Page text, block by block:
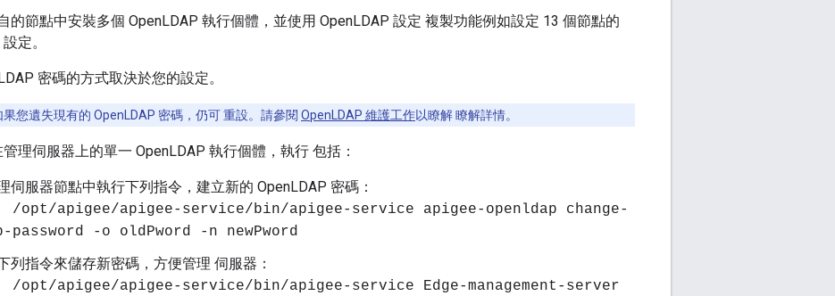
的節點中安裝多個 OpenLDAP 執行個體，並使用 OpenLDAP 設定 複製功能例如設定 13 個節點的
定。
密碼的方式取決於您的設定。
果您遺失現有的 OpenLDAP 密碼，仍可 重設。請參閱 OpenLDAP 維護工作以瞭解 瞭解詳情。
理伺服器上的單一 OpenLDAP 執行個體，執行 包括：
伺服器節點中執行下列指令，建立新的 OpenLDAP 密碼：
/opt/apigee/apigee-service/bin/apigee-service apigee-openldap change-
password -o oldPword -n newPword
列指令來儲存新密碼，方便管理 伺服器：
/opt/apigee/apigee-service/bin/apigee-service Edge-management-server